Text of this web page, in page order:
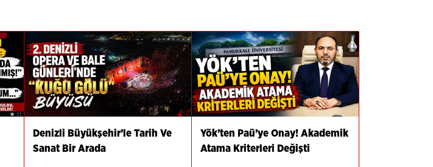
Denizli Büyükşehir’le Tarih Ve
Sanat Bir Arada
Yök’ten Paü’ye Onay! Akademik
Atama Kriterleri Değişti